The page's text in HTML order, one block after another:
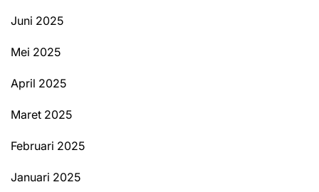
Juni 2025
Mei 2025
April 2025
Maret 2025
Februari 2025
Januari 2025